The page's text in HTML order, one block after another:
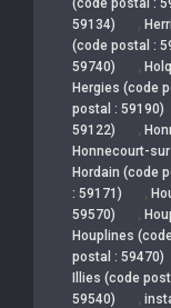
59134)
,
(code postal :
59740)
,
Hergies (code
postal : 59190)
59122)
,
Honnecourt-
Hordain (code
: 59171)
,
59570)
,
Houplines
postal : 59470)
Illies (code
59540)
,